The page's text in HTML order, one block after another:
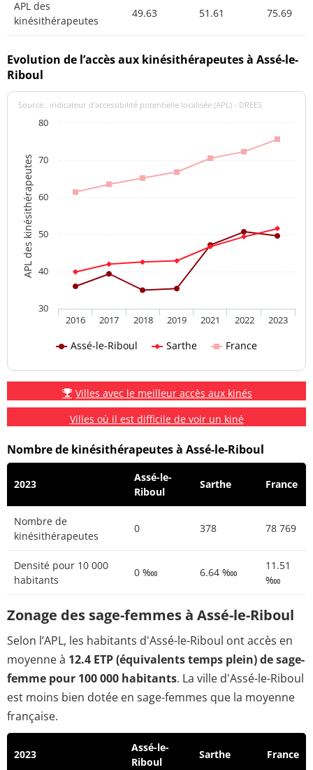
APL des
kinésithérapeutes
49.63 51.61 75.69
Evolution de l’accès aux kinésithérapeutes à Assé-le-
Riboul
APL des kinésithérapeutes
Source : indicateur d’accessibilité potentielle localisée (APL) - DREES
Assé-le-Riboul Sarthe France
2016 2017 2018 2019 2021 2022 2023
30
40
50
60
70
80
Villes avec le meilleur accès aux kinés
Villes où il est difficile de voir un kiné
Nombre de kinésithérapeutes à Assé-le-Riboul
2023
Assé-le-
Riboul
Sarthe France
Nombre de
kinésithérapeutes
0 378 78 769
Densité pour 10 000
habitants
0 ‱ 6.64 ‱
11.51
‱
Zonage des sage-femmes à Assé-le-Riboul
Selon l’APL, les habitants d'Assé-le-Riboul ont accès en
moyenne à 12.4 ETP (équivalents temps plein) de sage-
femme pour 100 000 habitants. La ville d'Assé-le-Riboul
est moins bien dotée en sage-femmes que la moyenne
française.
2023
Assé-le-
Riboul
Sarthe France